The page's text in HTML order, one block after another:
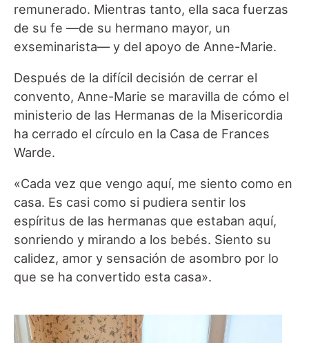
remunerado. Mientras tanto, ella saca fuerzas
de su fe —de su hermano mayor, un
exseminarista— y del apoyo de Anne-Marie.
Después de la difícil decisión de cerrar el
convento, Anne-Marie se maravilla de cómo el
ministerio de las Hermanas de la Misericordia
ha cerrado el círculo en la Casa de Frances
Warde.
«Cada vez que vengo aquí, me siento como en
casa. Es casi como si pudiera sentir los
espíritus de las hermanas que estaban aquí,
sonriendo y mirando a los bebés. Siento su
calidez, amor y sensación de asombro por lo
que se ha convertido esta casa».